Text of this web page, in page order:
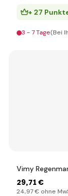
+ 27
3 - 7 Tage(Bei
Vimy
29,71 €
24,97 € ohne